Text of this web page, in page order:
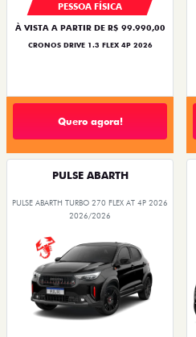
PESSOA FÍSICA
À VISTA A PARTIR DE R$ 99.990,00
CRONOS DRIVE 1.3 FLEX 4P 2026
Quero agora!
PULSE ABARTH
PULSE ABARTH TURBO 270 FLEX AT 4P 2026
2026/2026